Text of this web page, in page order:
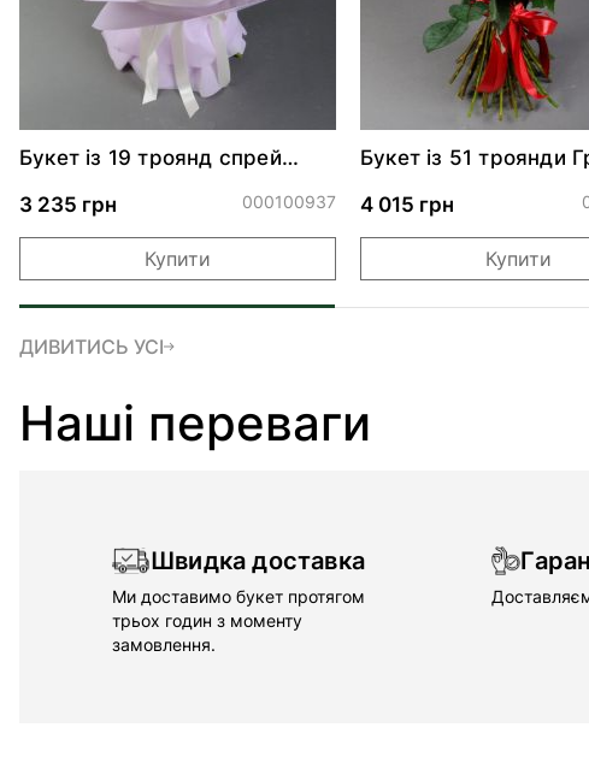
Букет із 19 троянд спрей
3 235 грн
000100937
Купити
Букет із 51 троянди
4 015 грн
Купити
ДИВИТИСЬ УСІ
Наші переваги
Швидка доставка
Ми доставимо букет протягом
трьох годин з моменту
замовлення.